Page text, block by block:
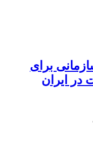
برای
در ایران